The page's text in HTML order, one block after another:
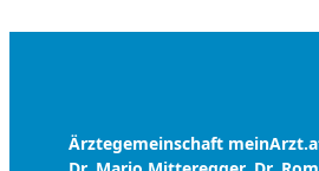
Ärztegemeinschaft